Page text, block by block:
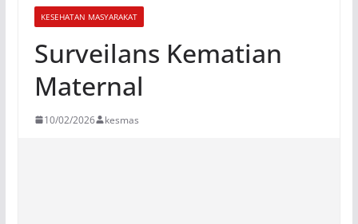
KESEHATAN MASYARAKAT
Surveilans Kematian
Maternal
10/02/2026 kesmas